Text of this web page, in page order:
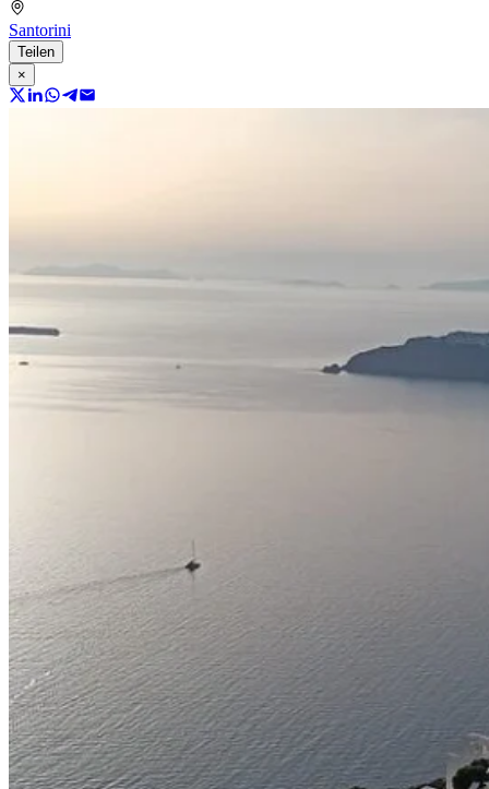
Santorini
Teilen
×